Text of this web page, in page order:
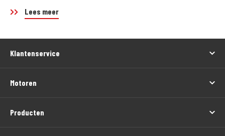
Lees meer
Klantenservice
Motoren
Producten